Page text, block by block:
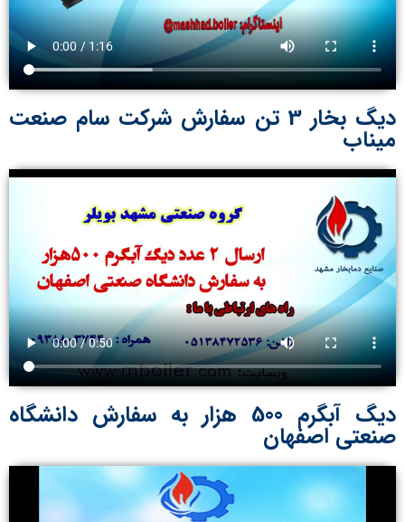
دیگ بخار 3 تن سفارش شرکت سام صنعت
میناب
دیگ آبگرم 500 هزار به سفارش دانشگاه
صنعتی اصفهان